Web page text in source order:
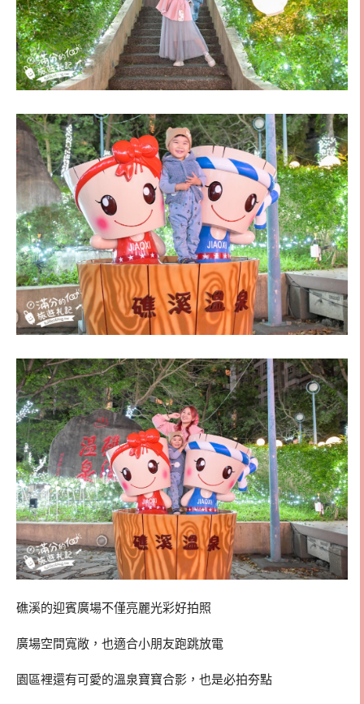
礁溪的迎賓廣場不僅亮麗光彩好拍照
廣場空間寬敞，也適合小朋友跑跳放電
園區裡還有可愛的溫泉寶寶合影，也是必拍夯點